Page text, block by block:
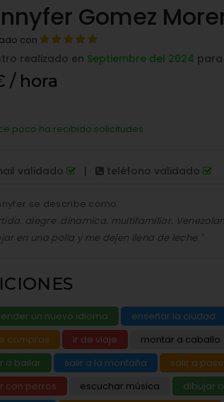
Gomez
con
realizado en Septiembre del 2024 para
/ hora
poco ha recibido solicitudes
validado | teléfono validado
se describe como:
alegre .dinamica. multifamiliar.
en una polla y me dejen llena de leche."
un nuevo idioma
enseñar la ciudad
compras
ir de viaje
montar a caballo
a bailar
salir a la montaña
salir a
con perros
escuchar música
dibujar